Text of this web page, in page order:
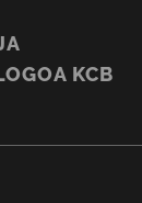
KCB